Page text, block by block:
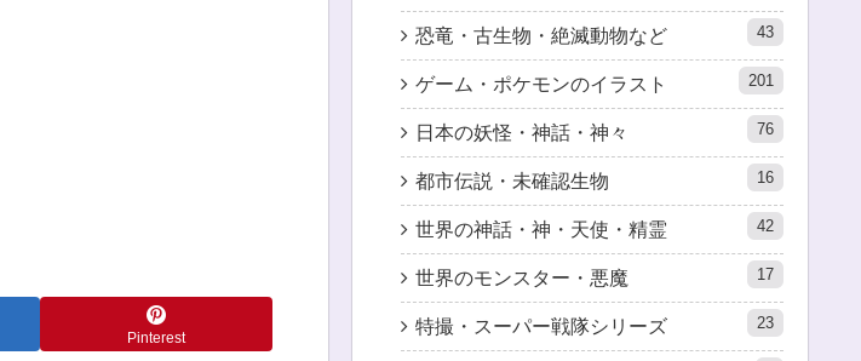
Pinterest
恐竜・古生物・絶滅動物など 43
ゲーム・ポケモンのイラスト 201
日本の妖怪・神話・神々 76
都市伝説・未確認生物 16
世界の神話・神・天使・精霊 42
世界のモンスター・悪魔 17
特撮・スーパー戦隊シリーズ 23